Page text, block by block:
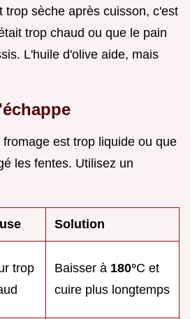
trop sèche après cuisson, c'est
trop chaud ou que le pain
L'huile d'olive aide, mais
est trop liquide ou que
les fentes. Utilisez un
Solution
trop
Baisser à 180°C et
cuire plus longtemps